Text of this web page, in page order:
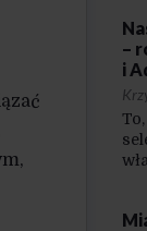
z
i
–
i